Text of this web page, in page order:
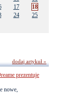
17
18
24
25
prezentuje
nowe,
dodaj artykuł »